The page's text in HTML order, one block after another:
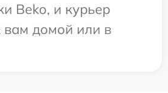
Beko, и курьер
вам домой или в